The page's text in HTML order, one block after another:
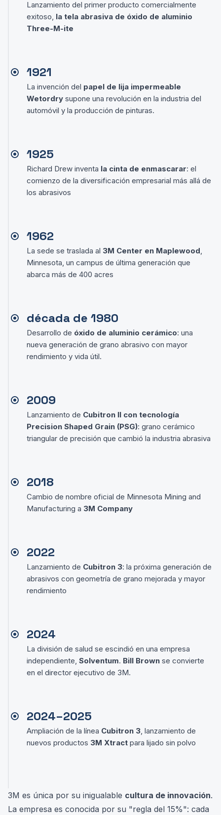
Lanzamiento del primer producto comercialmente
exitoso, la tela abrasiva de óxido de aluminio
Three-M-ite
1921
La invención del papel de lija impermeable
Wetordry supone una revolución en la industria del
automóvil y la producción de pinturas.
1925
Richard Drew inventa la cinta de enmascarar: el
comienzo de la diversificación empresarial más allá de
los abrasivos
1962
La sede se traslada al 3M Center en Maplewood,
Minnesota, un campus de última generación que
abarca más de 400 acres
década de 1980
Desarrollo de óxido de aluminio cerámico: una
nueva generación de grano abrasivo con mayor
rendimiento y vida útil.
2009
Lanzamiento de Cubitron II con tecnología
Precision Shaped Grain (PSG): grano cerámico
triangular de precisión que cambió la industria abrasiva
2018
Cambio de nombre oficial de Minnesota Mining and
Manufacturing a 3M Company
2022
Lanzamiento de Cubitron 3: la próxima generación de
abrasivos con geometría de grano mejorada y mayor
rendimiento
2024
La división de salud se escindió en una empresa
independiente, Solventum. Bill Brown se convierte
en el director ejecutivo de 3M.
2024–2025
Ampliación de la línea Cubitron 3, lanzamiento de
nuevos productos 3M Xtract para lijado sin polvo
3M es única por su inigualable cultura de innovación.
La empresa es conocida por su "regla del 15%": cada